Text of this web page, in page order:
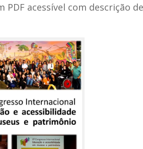
acessível com descrição